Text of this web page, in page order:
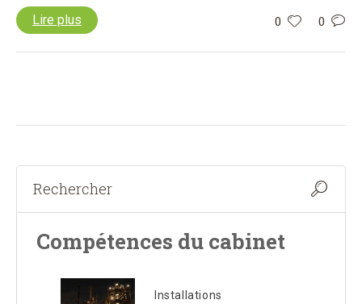
0 0
Lire plus
Compétences du cabinet
Installations